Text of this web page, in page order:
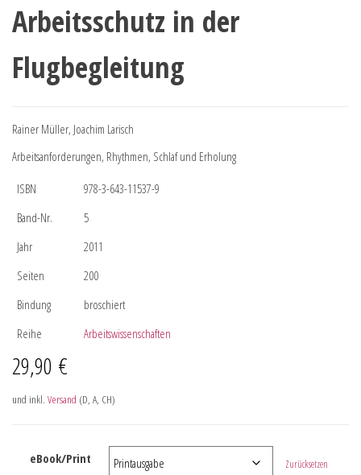
Arbeitsschutz in der
Flugbegleitung
Rainer Müller, Joachim Larisch
Arbeitsanforderungen, Rhythmen, Schlaf und Erholung
ISBN
978-3-643-11537-9
Band-Nr.
5
Jahr
2011
Seiten
200
Bindung
broschiert
Reihe
Arbeitswissenschaften
29,90 €
und inkl. Versand (D, A, CH)
eBook/Print Zurücksetzen